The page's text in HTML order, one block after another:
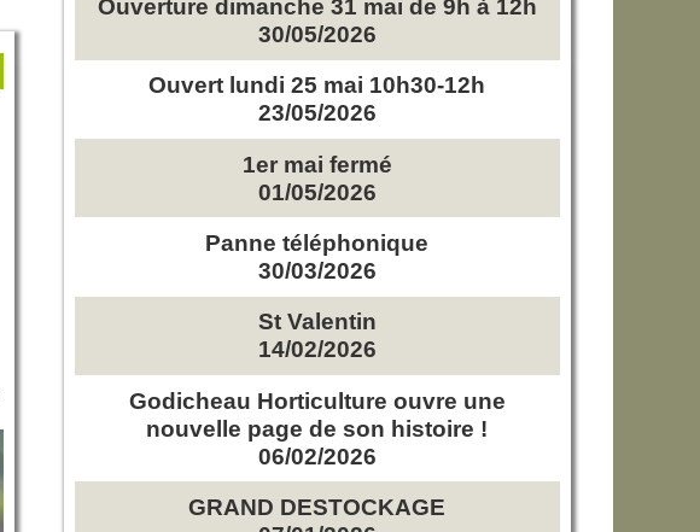
Ouverture dimanche 31 mai de 9h à 12h
30/05/2026
Ouvert lundi 25 mai 10h30-12h
23/05/2026
1er mai fermé
01/05/2026
Panne téléphonique
30/03/2026
St Valentin
14/02/2026
Godicheau Horticulture ouvre une
nouvelle page de son histoire !
06/02/2026
GRAND DESTOCKAGE